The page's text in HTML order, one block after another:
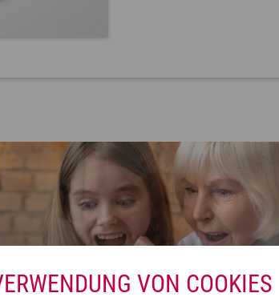
VON COOKIES